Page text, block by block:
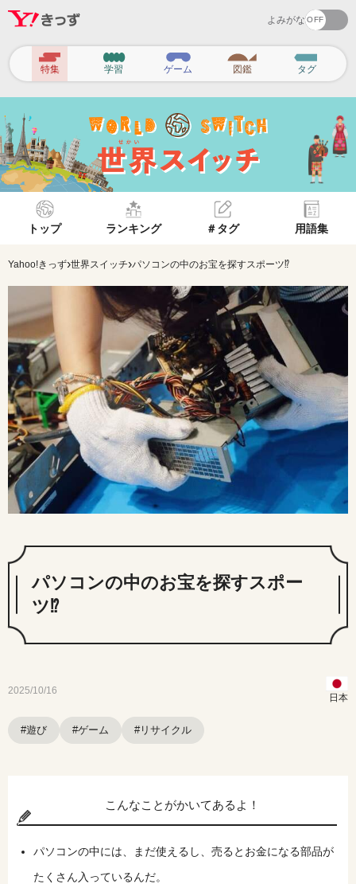
よみがな
ヘ
ッ
ー
ナ
ビ
シ
ョ
ン
特集 学習 ゲーム 図鑑 タグ
トップ ランキング ＃タグ 用語集
Yahoo!きっず›世界スイッチ›パソコンの中のお宝を探すスポーツ⁉
パソコンの中のお宝を探すスポー
ツ⁉
2025/10/16
日本
#遊び #ゲーム #リサイクル
こんなことがかいてあるよ！
パソコンの中には、まだ使えるし、売るとお金になる部品が
たくさん入っているんだ。